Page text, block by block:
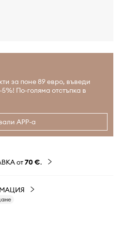
за поне 89 евро, въведи
По-голяма отстъпка в
APP-а
от70 €.